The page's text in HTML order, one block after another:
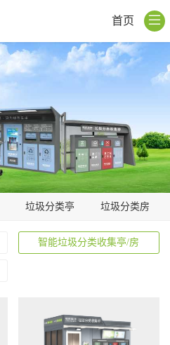
首页
垃圾分类亭 垃圾分类房
智能垃圾分类收集亭/房